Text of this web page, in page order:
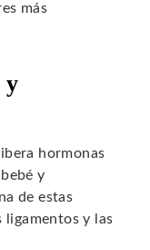
más
y
hormonas
y
de estas
ligamentos y las